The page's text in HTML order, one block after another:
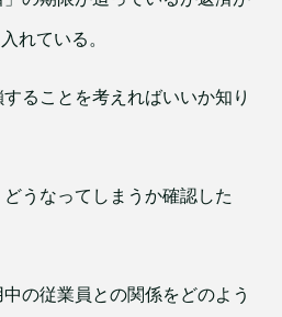
れている。
ることを考えればいいか知り
うなってしまうか確認した
の従業員との関係をどのよう